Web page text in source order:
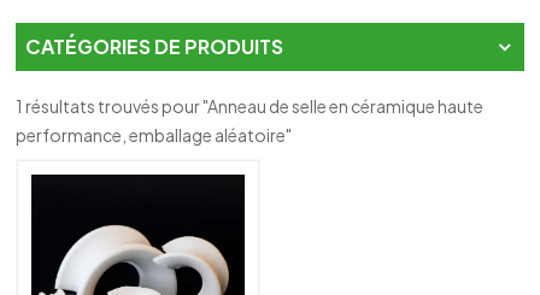
本語
국의
CATÉGORIES DE PRODUITS
1 résultats trouvés pour "Anneau de selle en céramique haute
performance, emballage aléatoire"